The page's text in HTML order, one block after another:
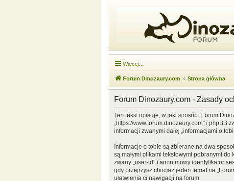
Więcej…
Forum Dinozaury.com Strona główna
Forum Dinozaury.com - Zasady
Ten tekst opisuje, w jaki sposób „Forum
„https://www.forum.dinozaury.com” i phpBB
informacji zwanymi dalej „informacjami o
Informacje o tobie są zbierane na dwa
są małymi plikami tekstowymi pobranymi
zwany „user-id” i anonimowy identyfikator
gdy przejrzysz chociaż jeden temat na
ułatwienia ci nawigacji na forum.